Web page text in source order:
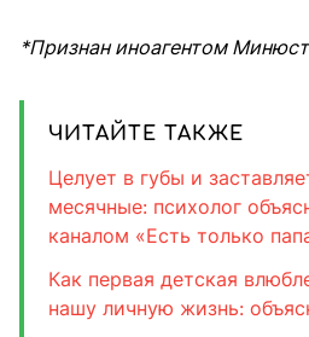
*Признан иноагентом
ЧИТАЙТЕ ТАКЖЕ
Целует в губы и
месячные: психолог
каналом «Есть только
Как первая детская
нашу личную жизнь: